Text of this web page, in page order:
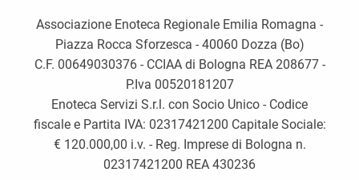
Associazione Enoteca Regionale Emilia Romagna -
Piazza Rocca Sforzesca - 40060 Dozza (Bo)
C.F. 00649030376 - CCIAA di Bologna REA 208677 -
P.Iva 00520181207
Enoteca Servizi S.r.l. con Socio Unico - Codice
fiscale e Partita IVA: 02317421200 Capitale Sociale:
€ 120.000,00 i.v. - Reg. Imprese di Bologna n.
02317421200 REA 430236